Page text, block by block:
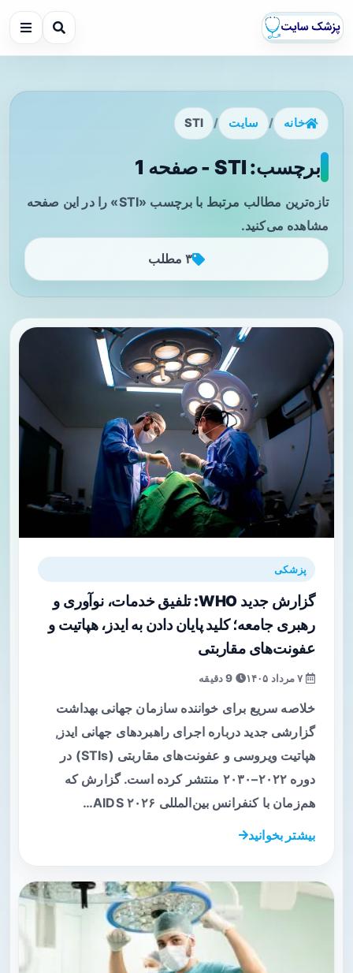
خانه / سایت /
STI
برچسب: STI - صفحه 1
تازه‌ترین مطالب مرتبط با برچسب «STI» را در این صفحه
مشاهده می‌کنید.
۳ مطلب
پزشکی
گزارش جدید WHO: تلفیق خدمات، نوآوری و
رهبری جامعه؛ کلید پایان دادن به ایدز، هپاتیت و
عفونت‌های مقاربتی
خلاصه سریع برای خواننده سازمان جهانی بهداشت
گزارشی جدید درباره اجرای راهبردهای جهانی ایدز,
هپاتیت ویروسی و عفونت‌های مقاربتی (STIs) در
دوره ۲۰۲۲–۲۰۳۰ منتشر کرده است. گزارش که
هم‌زمان با کنفرانس بین‌المللی AIDS ۲۰۲۶…
بیشتر بخوانید